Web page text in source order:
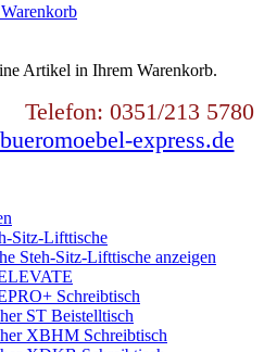
Artikel in Ihrem Warenkorb.
Telefon: 0351/213 5780
express.de
Sitz-Lifttische
Steh-Sitz-Lifttische anzeigen
Schreibtisch
ST Beistelltisch
XBHM Schreibtisch